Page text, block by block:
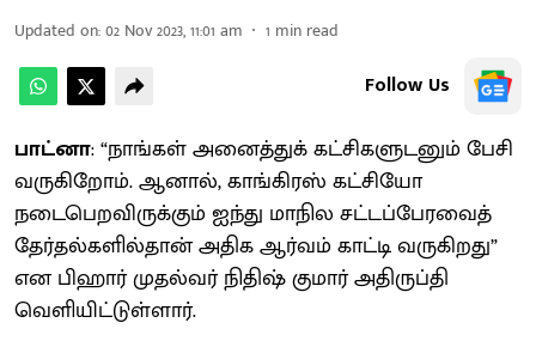
Updated on:02 Nov 2023, 11:01 am 1 min read
Follow Us
பாட்னா: “நாங்கள் அனைத்துக் கட்சிகளுடனும் பேசி
வருகிறோம். ஆனால், காங்கிரஸ் கட்சியோ
நடைபெறவிருக்கும் ஐந்து மாநில சட்டப்பேரவைத்
தேர்தல்களில்தான் அதிக ஆர்வம் காட்டி வருகிறது”
என பிஹார் முதல்வர் நிதிஷ் குமார் அதிருப்தி
வெளியிட்டுள்ளார்.